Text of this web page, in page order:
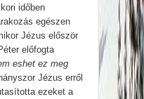
időben
egészen
Jézus először
előfogta
eshet ez meg
Jézus erről
ezeket a